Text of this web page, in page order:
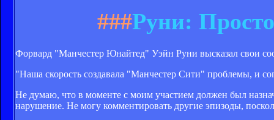
###Руни: Просто
Форвард "Манчестер Юнайтед" Уэйн Руни высказал свои
"Наша скорость создавала "Манчестер Сити" проблемы, и
Не думаю, что в моменте с моим участием должен был
нарушение. Не могу комментировать другие эпизоды,